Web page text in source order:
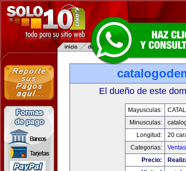
El dueño de este
Mayusculas:
Minusculas:
Longitud:
20
Categorias:
Precio: